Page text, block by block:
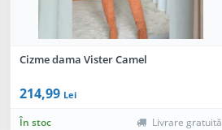
Cizme dama Vister Camel
214,99 Lei
În stoc Livrare gratuită